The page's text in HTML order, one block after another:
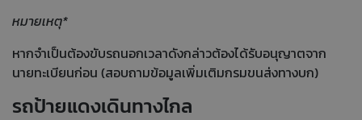
หมายเหตุ*
หากจำเป็นต้องขับรถนอกเวลาดังกล่าวต้องได้รับอนุญาตจาก
นายทะเบียนก่อน (สอบถามข้อมูลเพิ่มเติมกรมขนส่งทางบก)
รถป้ายแดงเดินทางไกล